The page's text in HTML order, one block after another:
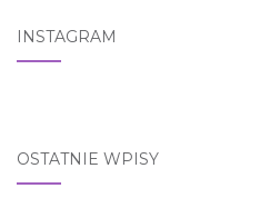
INSTAGRAM
OSTATNIE WPISY